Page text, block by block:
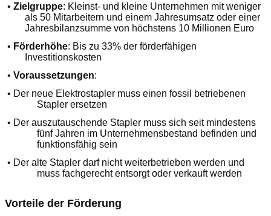
• Zielgruppe: Kleinst- und kleine Unternehmen mit weniger
als 50 Mitarbeitern und einem Jahresumsatz oder einer
Jahresbilanzsumme von höchstens 10 Millionen Euro
• Förderhöhe: Bis zu 33% der förderfähigen
Investitionskosten
• Voraussetzungen:
• Der neue Elektrostapler muss einen fossil betriebenen
Stapler ersetzen
• Der auszutauschende Stapler muss sich seit mindestens
fünf Jahren im Unternehmensbestand befinden und
funktionsfähig sein
• Der alte Stapler darf nicht weiterbetrieben werden und
muss fachgerecht entsorgt oder verkauft werden
Vorteile der Förderung